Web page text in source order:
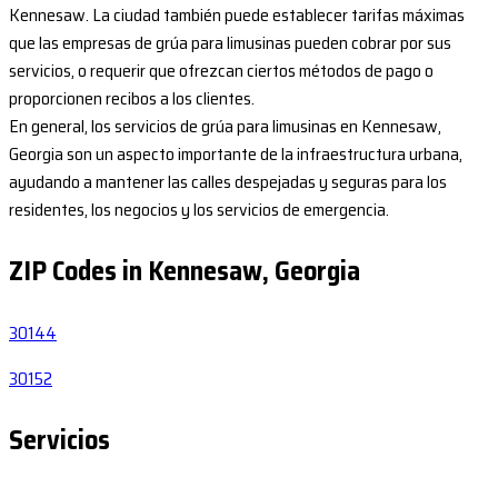
Kennesaw. La ciudad también puede establecer tarifas máximas
que las empresas de grúa para limusinas pueden cobrar por sus
servicios, o requerir que ofrezcan ciertos métodos de pago o
proporcionen recibos a los clientes.
En general, los servicios de grúa para limusinas en Kennesaw,
Georgia son un aspecto importante de la infraestructura urbana,
ayudando a mantener las calles despejadas y seguras para los
residentes, los negocios y los servicios de emergencia.
ZIP Codes in Kennesaw, Georgia
30144
30152
Servicios